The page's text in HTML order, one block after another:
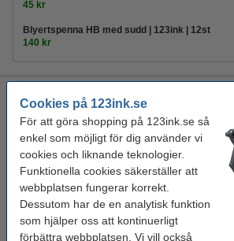
Cookies på 123ink.se
För att göra shopping på 123ink.se så
enkel som möjligt för dig använder vi
cookies och liknande teknologier.
Funktionella cookies säkerställer att
webbplatsen fungerar korrekt.
Dessutom har de en analytisk funktion
som hjälper oss att kontinuerligt
förbättra webbplatsen. Vi vill också
45 kr
Blyertspenna HB med sudd | 123ink | 12st
140 kr
Kuvertmapp A4 | Rexel | blå
Rexel kuvertmapp blå
Se specifikationerna och
i lager
Beställ nu så skickar vi
29,50 kr